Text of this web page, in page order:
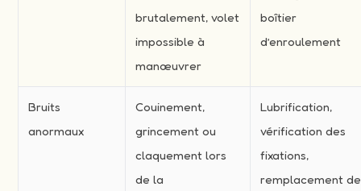
brutalement, volet
impossible à
manœuvrer
boîtier
d’enroulement
Bruits
anormaux
Couinement,
grincement ou
claquement lors
de la
Lubrification,
vérification des
fixations,
remplacement de